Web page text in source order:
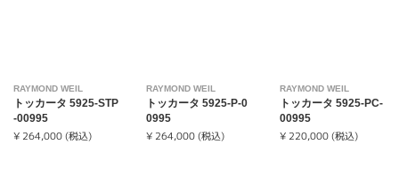
RAYMOND WEIL
トッカータ 5925-STP
-00995
¥ 264,000 (税込)
RAYMOND WEIL
トッカータ 5925-P-0
0995
¥ 264,000 (税込)
RAYMOND WEIL
トッカータ 5925-PC-
00995
¥ 220,000 (税込)